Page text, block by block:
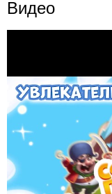
Видео